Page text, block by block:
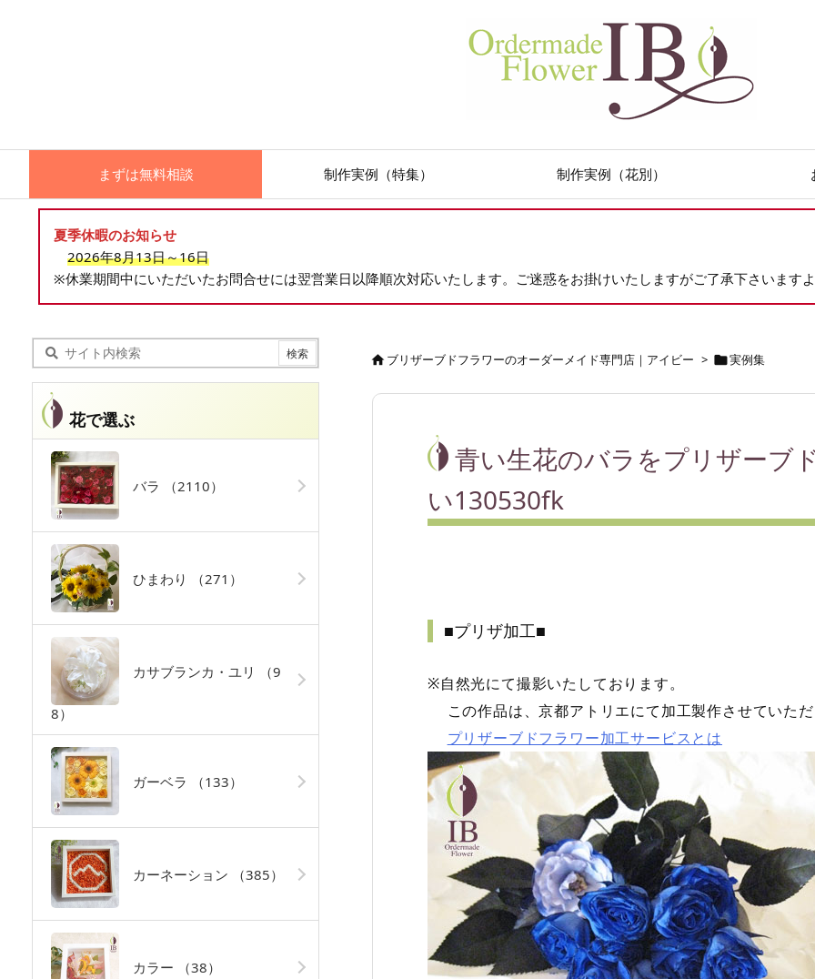
まずは無料相談 制作実例（特集） 制作実例（花別）
夏季休暇のお知らせ
2026年8月13日～16日
※休業期間中にいただいたお問合せには翌営業日以降順次対応いたします。ご迷惑をお掛けいたしますがご了承下さいます
ブリザーブドフラワーのオーダーメイド専門店｜アイビー > 実例集
青い生花のバラをプリザーブ
い130530fk
■プリザ加工■
※自然光にて撮影いたしております。
この作品は、京都アトリエにて加工製作させていた
プリザーブドフラワー加工サービスとは
花で選ぶ
バラ （2110）
ひまわり （271）
カサブランカ・ユリ （9
8）
ガーベラ （133）
カーネーション （385）
カラー （38）